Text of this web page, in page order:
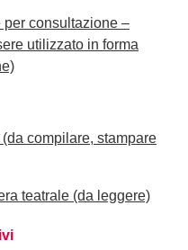
consultazione –
utilizzato in forma
compilare, stampare
teatrale (da leggere)